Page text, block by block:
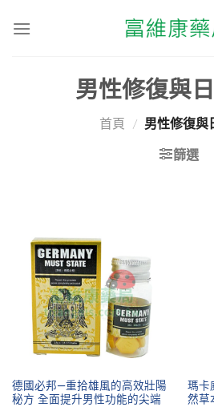
男性修復與
首頁 / 男性修復與
篩選
德國必邦—重拾雄風的高效壯陽
秘方 全面提升男性功能的尖端
瑪卡
然草